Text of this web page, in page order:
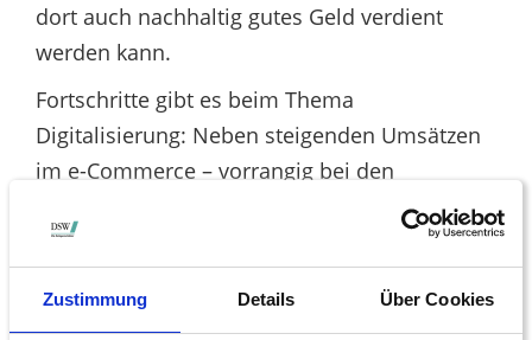
Zustimmung Details Über Cookies
dort auch nachhaltig gutes Geld verdient
werden kann.
Fortschritte gibt es beim Thema
Digitalisierung: Neben steigenden Umsätzen
im e-Commerce – vorrangig bei den
Einsparungspotenzial im Bereich Einkauf und
Logistik. Hier wird die Frage sein, wie hierbei
konkret der Digital Hub in Berlin weiterhelfen